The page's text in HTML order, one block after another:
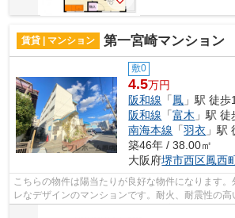
賃貸 | マンション 第一宮崎マンション
敷0
4.5万円
阪和線 「鳳 」駅 徒歩
阪和線 「富木 」駅
南海本線 「羽衣 」駅
築46年 / 38.00㎡
大阪府堺市西区鳳西
こちらの物件は陽当たりが良好な物件になります
レなデザインのマンションです。耐火、耐震性の